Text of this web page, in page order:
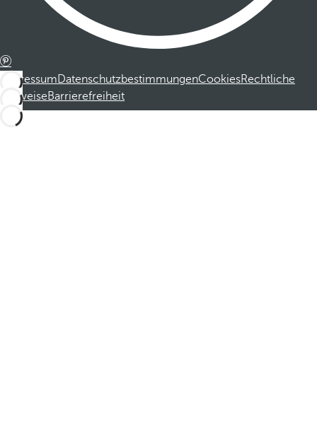
ImpressumDatenschutzbestimmungenCookiesRechtliche
HinweiseBarrierefreiheit